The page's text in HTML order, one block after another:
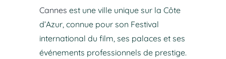
Cannes est une ville unique sur la Côte
d’Azur, connue pour son Festival
international du film, ses palaces et ses
événements professionnels de prestige.